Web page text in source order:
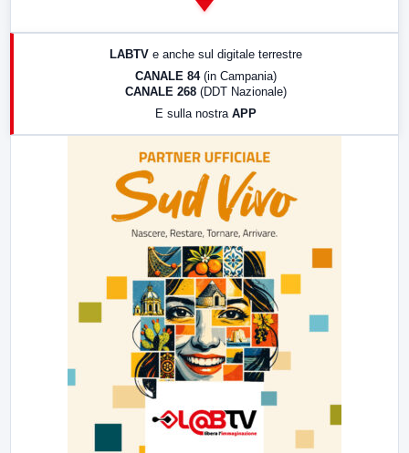
LABTV e anche sul digitale terrestre
CANALE 84 (in Campania)
CANALE 268 (DDT Nazionale)
E sulla nostra APP